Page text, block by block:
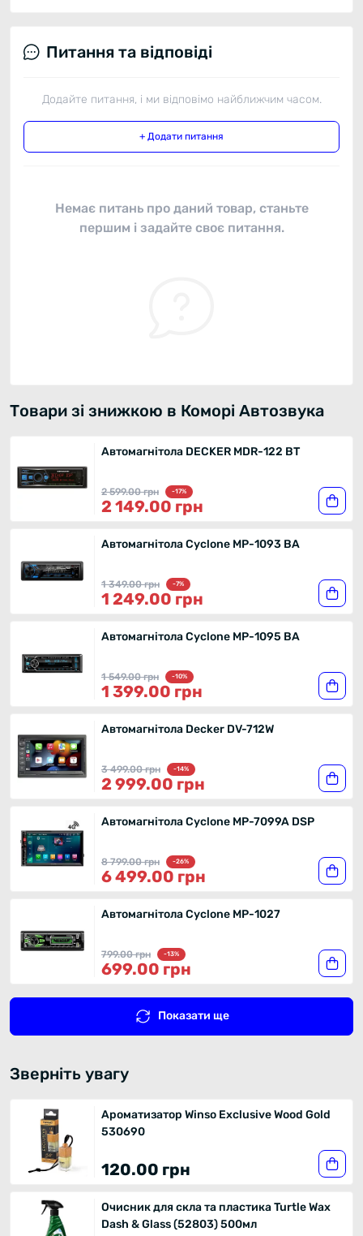
Питання та відповіді
Додайте питання, і ми відповімо найближчим часом.
+ Додати питання
Немає питань про даний товар, станьте
першим і задайте своє питання.
Товари зі знижкою в Коморі Автозвука
Автомагнітола DECKER MDR-122 BT
2 599.00 грн -17%
2 149.00 грн
Автомагнітола Cyclone MP-1093 BA
1 349.00 грн -7%
1 249.00 грн
Автомагнітола Cyclone MP-1095 BA
1 549.00 грн -10%
1 399.00 грн
Автомагнітола Decker DV-712W
3 499.00 грн -14%
2 999.00 грн
Автомагнітола Cyclone MP-7099A DSP
8 799.00 грн -26%
6 499.00 грн
Автомагнітола Cyclone MP-1027
799.00 грн -13%
699.00 грн
Показати ще
Зверніть увагу
Ароматизатор Winso Exclusive Wood Gold
530690
120.00 грн
Очисник для скла та пластика Turtle Wax
Dash & Glass (52803) 500мл